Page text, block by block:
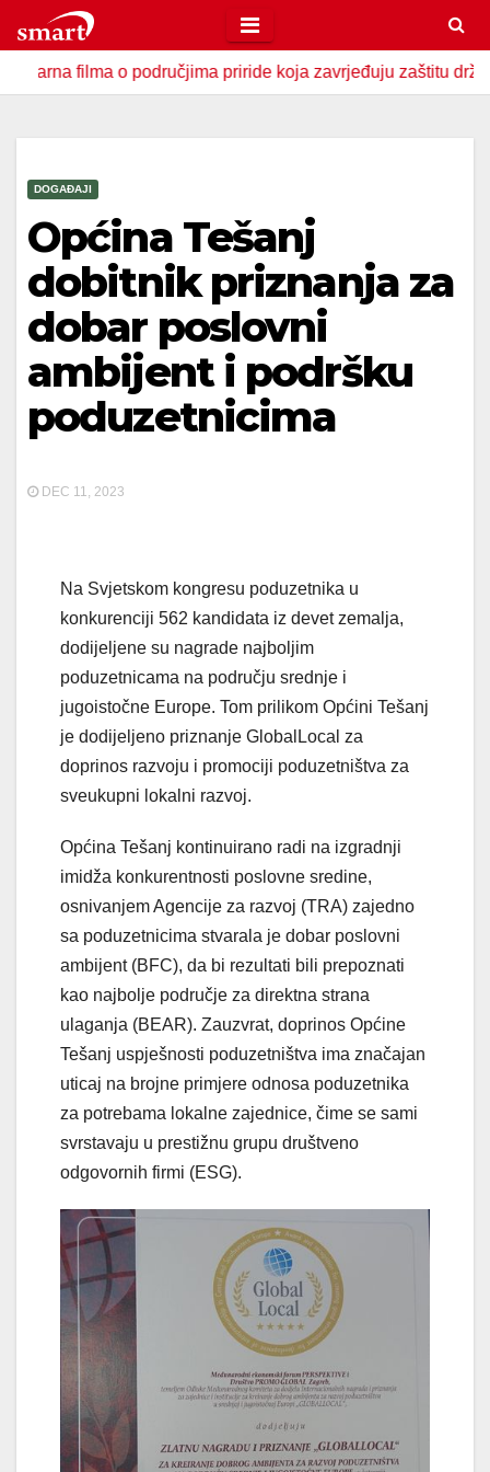
to
contento područjima priride koja zavrjeđuju zaštitu države
DOGAĐAJI
Općina Tešanj
dobitnik priznanja za
dobar poslovni
ambijent i podršku
poduzetnicima
DEC 11, 2023
Na Svjetskom kongresu poduzetnika u
konkurenciji 562 kandidata iz devet zemalja,
dodijeljene su nagrade najboljim
poduzetnicama na području srednje i
jugoistočne Europe. Tom prilikom Općini Tešanj
je dodijeljeno priznanje GlobalLocal za
doprinos razvoju i promociji poduzetništva za
sveukupni lokalni razvoj.
Općina Tešanj kontinuirano radi na izgradnji
imidža konkurentnosti poslovne sredine,
osnivanjem Agencije za razvoj (TRA) zajedno
sa poduzetnicima stvarala je dobar poslovni
ambijent (BFC), da bi rezultati bili prepoznati
kao najbolje područje za direktna strana
ulaganja (BEAR). Zauzvrat, doprinos Općine
Tešanj uspješnosti poduzetništva ima značajan
uticaj na brojne primjere odnosa poduzetnika
za potrebama lokalne zajednice, čime se sami
svrstavaju u prestižnu grupu društveno
odgovornih firmi (ESG).